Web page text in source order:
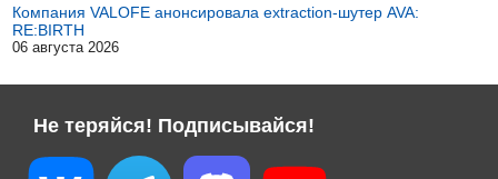
Компания VALOFE анонсировала extraction-шутер AVA:
RE:BIRTH
06 августа 2026
Не теряйся! Подписывайся!